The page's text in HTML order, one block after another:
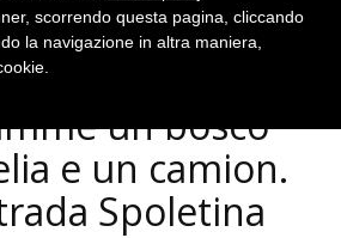
Terni-
un bosco
e un camion.
Spoletina
scorrendo questa pagina, cliccando
la navigazione in altra maniera,